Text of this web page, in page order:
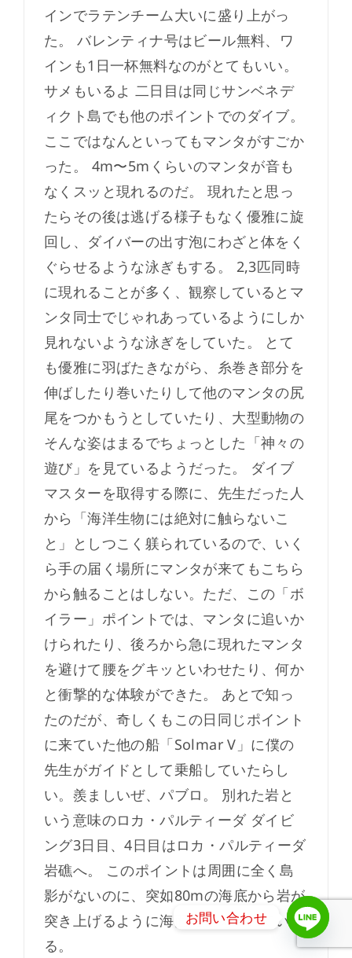
インでラテンチーム大いに盛り上がっ
た。 バレンティナ号はビール無料、ワ
インも1日一杯無料なのがとてもいい。
サメもいるよ 二日目は同じサンベネデ
ィクト島でも他のポイントでのダイブ。
ここではなんといってもマンタがすごか
った。 4m〜5mくらいのマンタが音も
なくスッと現れるのだ。 現れたと思っ
たらその後は逃げる様子もなく優雅に旋
回し、ダイバーの出す泡にわざと体をく
ぐらせるような泳ぎもする。 2,3匹同時
に現れることが多く、観察しているとマ
ンタ同士でじゃれあっているようにしか
見れないような泳ぎをしていた。 とて
も優雅に羽ばたきながら、糸巻き部分を
伸ばしたり巻いたりして他のマンタの尻
尾をつかもうとしていたり、大型動物の
そんな姿はまるでちょっとした「神々の
遊び」を見ているようだった。 ダイブ
マスターを取得する際に、先生だった人
から「海洋生物には絶対に触らないこ
と」としつこく躾られているので、いく
ら手の届く場所にマンタが来てもこちら
から触ることはしない。ただ、この「ボ
イラー」ポイントでは、マンタに追いか
けられたり、後ろから急に現れたマンタ
を避けて腰をグキッといわせたり、何か
と衝撃的な体験ができた。 あとで知っ
たのだが、奇しくもこの日同じポイント
に来ていた他の船「Solmar V」に僕の
先生がガイドとして乗船していたらし
い。羨ましいぜ、パブロ。 別れた岩と
いう意味のロカ・パルティーダ ダイビ
ング3日目、4日目はロカ・パルティーダ
岩礁へ。 このポイントは周囲に全く島
影がないのに、突如80mの海底から岩が
突き上げるように海面に顔を出してい
る。
お問い合わせ